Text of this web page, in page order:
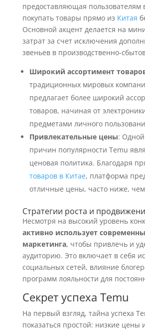
предоставляющая пользователям
покупать товары прямо из Китая
Основной акцент делается на
затрат за счет исключения
звеньев в производственно-
Широкий ассортимент
традиционных мировых
предлагает более широкий
товаров, начиная от
предметами личного
Привлекательные цены:
причин популярности Temu
ценовая политика. Благодаря
товаров в Китае, платформа
отличные цены, часто ниже, чем
Стратегии роста и
Несмотря на высокий уровень
активно использует
маркетинга, чтобы привлечь и
аудиторию. Это включает в себя
социальных сетей, влияние
программ лояльности для
Секрет успеха Temu
На первый взгляд, тайна успеха
показаться простой: низкие цены